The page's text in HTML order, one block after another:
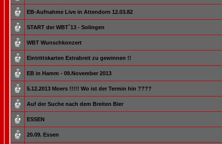
EB-Aufnahme Live in Attendorn 12.03.82
START der WBT´13 - Solingen
WBT Wunschkonzert
Eintrittskarten Extrabreit zu gewinnen !!
EB in Hamm - 09.November 2013
5.12.2013 Moers !!!!! Wo ist der Termin hin ????
Auf der Suche nach dem Breiten Bier
ESSEN
20.09. Essen